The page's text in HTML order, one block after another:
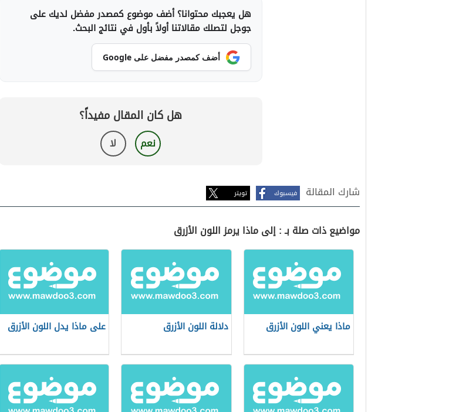
هل يعجبك محتوانا؟ أضف موضوع كمصدر مفضل لديك على
جوجل لتصلك مقالاتنا أولاً بأول في نتائج البحث.
أضف كمصدر مفضل على Google
هل كان المقال مفيداً؟
نعم لا
شارك المقالة فيسبوك تويتر
مواضيع ذات صلة بـ : إلى ماذا يرمز اللون الأزرق
ماذا يعني اللون الأزرق دلالة اللون الأزرق على ماذا يدل اللون الأزرق